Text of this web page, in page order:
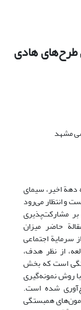
طرح‌های هادی
مشهد
دهة اخیر، سیمای
و انتظار می‌رود
مشارکت‌پذیری
حاضر میزان
سرمایة اجتماعی
از نظر هدف،
است که بخش
روش نمونه‌گیری
جمع‌آوری شده است.
همبستگی